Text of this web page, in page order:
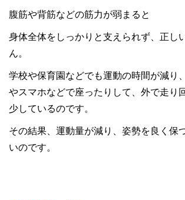
腹筋や背筋などの筋力が弱まると
身体全体をしっかりと支えられず、正し
ん。
学校や保育園などでも運動の時間が減り
やスマホなどで座ったりして、外で走り
少しているのです。
その結果、運動量が減り、姿勢を良く保
いのです。